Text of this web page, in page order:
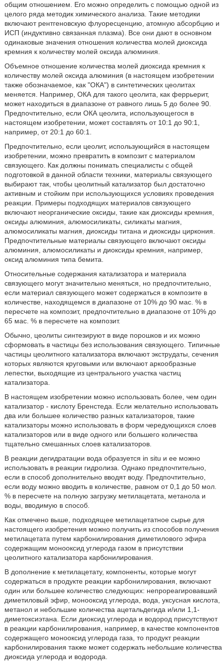
общим отношением. Его можно определить с помощью одной из
целого ряда методик химического анализа. Такие методики
включают рентгеновскую флуоресценцию, атомную абсорбцию и
ИСП (индуктивно связанная плазма). Все они дают в основном
одинаковые значения отношения количества молей диоксида
кремния к количеству молей оксида алюминия.
Объемное отношение количества молей диоксида кремния к
количеству молей оксида алюминия (в настоящем изобретении
также обозначаемое, как "ОКА") в синтетических цеолитах
меняется. Например, ОКА для такого цеолита, как феррьерит,
может находиться в диапазоне от равного лишь 5 до более 90.
Предпочтительно, если ОКА цеолита, использующегося в
настоящем изобретении, может составлять от 10:1 до 90:1,
например, от 20:1 до 60:1.
Предпочтительно, если цеолит, использующийся в настоящем
изобретении, можно превратить в композит с материалом
связующего. Как должны понимать специалисты с общей
подготовкой в данной области техники, материалы связующего
выбирают так, чтобы цеолитный катализатор был достаточно
активным и стойким при использующихся условиях проведения
реакции. Примеры подходящих материалов связующего
включают неорганические оксиды, такие как диоксиды кремния,
оксиды алюминия, алюмосиликаты, силикаты магния,
алюмосиликаты магния, диоксиды титана и диоксиды циркония.
Предпочтительные материалы связующего включают оксиды
алюминия, алюмосиликаты и диоксиды кремния, например,
оксид алюминия типа бемита.
Относительные содержания катализатора и материала
связующего могут значительно меняться, но предпочтительно,
если материал связующего может содержаться в композите в
количестве, находящемся в диапазоне от 10% до 90 мас. % в
пересчете на композит, предпочтительно в диапазоне от 10% до
65 мас. % в пересчете на композит.
Обычно, цеолиты синтезируют в виде порошков и их можно
сформовать в частицы без использования связующего. Типичные
частицы цеолитного катализатора включают экструдаты, сечения
которых являются круговыми или включают аркообразные
лепестки, выходящие из центрального участка частиц
катализатора.
В настоящем изобретении можно использовать более, чем один
катализатор - кислоту Бренстеда. Если желательно использовать
два или большее количество разных катализаторов, такие
катализаторы можно использовать в форм чередующихся слоев
катализаторов или в виде одного или большего количества
тщательно смешанных слоев катализаторов.
В реакции дегидратации вода образуется in situ и ее можно
использовать в реакции гидролиза. Однако предпочтительно,
если в способ дополнительно вводят воду. Предпочтительно,
если воду можно вводить в количестве, равном от 0,1 до 50 мол.
% в пересчете на полную загрузку метилацетата, метанола и
воды, вводимую в способ.
Как отмечено выше, подходящее метилацетатное сырье для
настоящего изобретения можно получить из способов получения
метилацетата путем карбонилирования диметилового эфира
содержащим монооксид углерода газом в присутствии
цеолитного катализатора карбонилирования.
В дополнение к метилацетату, компоненты, которые могут
содержаться в продукте реакции карбонилирования, включают
один или большее количество следующих: непрореагировавший
диметиловый эфир, монооксид углерода, вода, уксусная кислота,
метанол и небольшие количества ацетальдегида и/или 1,1-
диметоксиэтана. Если диоксид углерода и водород присутствуют
в реакции карбонилирования, например, в качестве компонентов
содержащего монооксид углерода газа, то продукт реакции
карбонилирования также может содержать небольшие количества
диоксида углерода и водорода.